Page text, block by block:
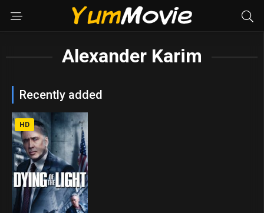
Alexander Karim
Recently added
HD